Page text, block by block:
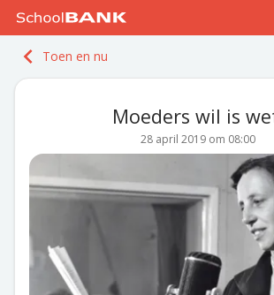
Ga naar de inhoud
Meld je gratis aan
Toen en nu
Moeders wil is
28 april 2019 om 08:00